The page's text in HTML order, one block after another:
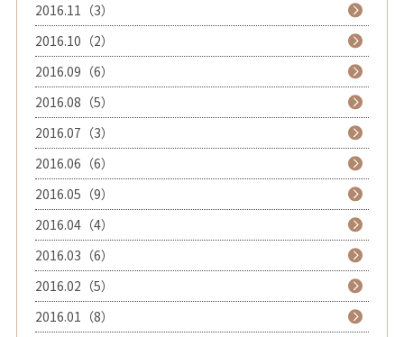
2016.11（3）
2016.10（2）
2016.09（6）
2016.08（5）
2016.07（3）
2016.06（6）
2016.05（9）
2016.04（4）
2016.03（6）
2016.02（5）
2016.01（8）